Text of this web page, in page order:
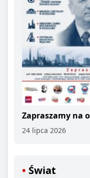
Zapraszamy na
24 lipca 2026
Świat